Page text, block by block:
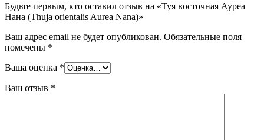
Будьте первым, кто оставил отзыв на «Туя восточная Ауреа
Нана (Thuja orientalis Aurea Nana)»
Ваш адрес email не будет опубликован. Обязательные поля
помечены *
Ваша оценка *
Ваш отзыв *